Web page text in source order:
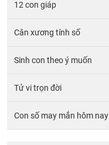
12 con giáp
Cân xương tính số
Sinh con theo ý muốn
Tử vi trọn đời
Con số may mắn hôm nay